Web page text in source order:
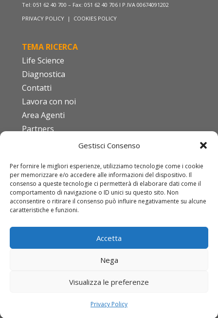
Gestisci Consenso
Per fornire le migliori esperienze, utilizziamo tecnologie come i cookie
per memorizzare e/o accedere alle informazioni del dispositivo. Il
consenso a queste tecnologie ci permetterà di elaborare dati come il
comportamento di navigazione o ID unici su questo sito. Non
acconsentire o ritirare il consenso può influire negativamente su alcune
caratteristiche e funzioni.
Accetta
Nega
Visualizza le preferenze
Privacy Policy
Tel: 051 62 40 700 – Fax: 051 62 40 706 I P.IVA 00674091202
PRIVACY POLICY | COOKIES POLICY
TEMA RICERCA
Life Science
Diagnostica
Contatti
Lavora con noi
Area Agenti
Partners
Codice etico
ISO 9001:2015
Download DURC
Condizioni di vendita
Mod. Org. D.Lgs 231/01
Come richiedere un’offerta